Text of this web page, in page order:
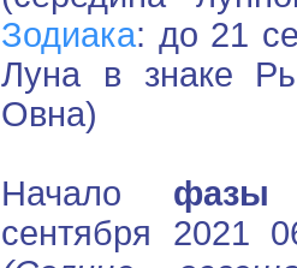
Зодиака: до 21
Луна в знаке
Овна)
Начало фазы
сентября 2021